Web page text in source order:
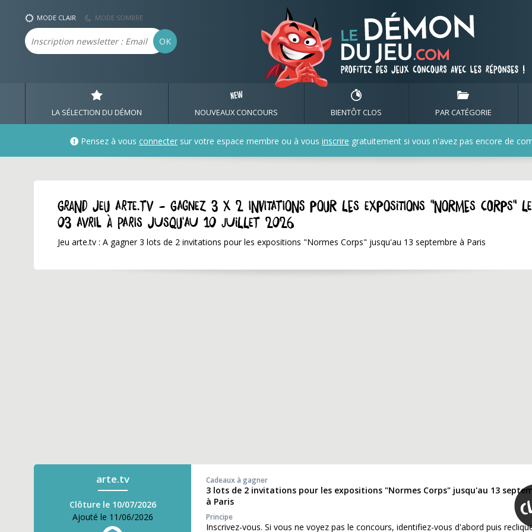
MODE CLAIR MODE SOMBRE
Email OK
LA SÉLECTION DU DÉMON NOUVEAUX CONCOURS BIENTÔT CLOS PAR CATÉGORIE
Pensez à vous connecter sur votre espace membre ou à vous inscrire gratuitement si vous n'avez pas encore de
GRAND JEU arte.tv - Gagnez 3 x 2 invitations pour les expositions "Normes Corps" le
03 avril à Paris jusqu'au 10 juillet 2026
Jeu arte.tv : A gagner 3 lots de 2 invitations pour les expositions "Normes Corps" jusqu'au 13 septembre à Paris
arte.tv
Clôture le 10/07/2026
Ajouté le 11/06/2026
Cadeaux à gagner
3 lots de 2 invitations pour les expositions "Normes Corps" jusqu'au 13
à Paris
Principe
Inscrivez-vous. Si vous ne voyez pas le concours, identifiez-vous d'abord puis